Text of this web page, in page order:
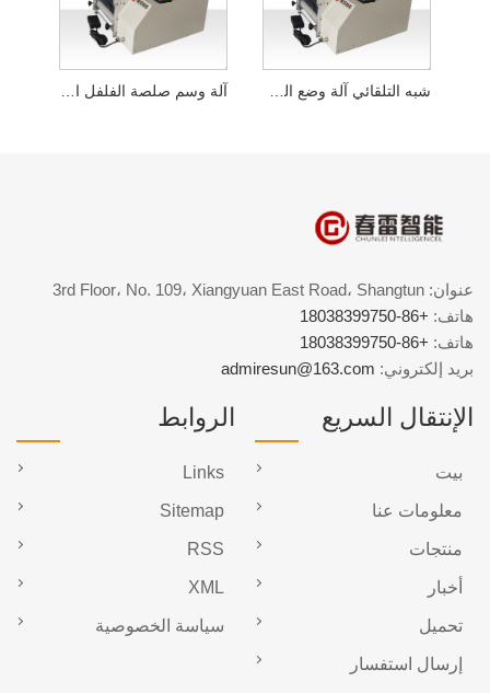
شبه التلقائي آلة وضع العلامات على زجاجة مسحوق مجفف بالتجميد
عنوان: 3rd Floor، No. 109، Xiangyuan East Road، Shangtun
هاتف: +86-18038399750
هاتف: +86-18038399750
بريد إلكتروني: admiresun@163.com
الإنتقال السريع
بيت
معلومات عنا
منتجات
أخبار
تحميل
إرسال استفسار
الروابط
Links
Sitemap
RSS
XML
سياسة الخصوصية